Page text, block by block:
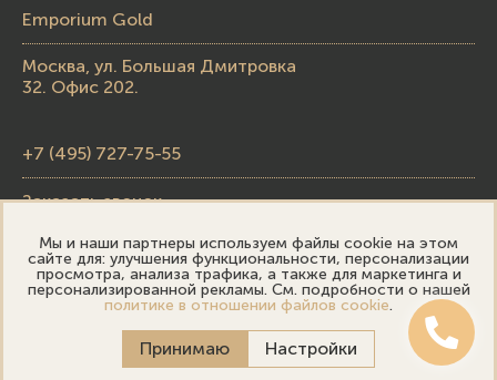
Emporium Gold
Москва, ул. Большая Дмитровка
32. Офис 202.
+7 (495) 727-75-55
Заказать звонок
skupka@emporiumgold.com
sale@emporiumgold.com
Режим работы:
Мы и наши партнеры используем файлы cookie на этом
сайте для: улучшения функциональности, персонализации
просмотра, анализа трафика, а также для маркетинга и
персонализированной рекламы. См. подробности о нашей
политике в отношении файлов cookie.
Принимаю Настройки